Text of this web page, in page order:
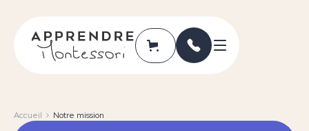
Accueil Notre mission